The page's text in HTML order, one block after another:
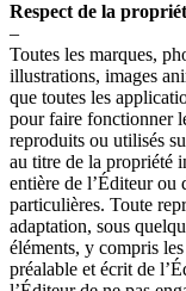
Respect de la
–
Toutes les marques,
illustrations, images
que toutes les
pour faire fonctionner
reproduits ou utilisés
au titre de la propriété
entière de l’Éditeur ou
particulières. Toute
adaptation, sous
éléments, y compris
préalable et écrit de